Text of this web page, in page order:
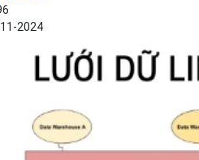
Bảng giá
Bảng giá
2024